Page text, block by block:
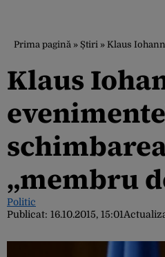
Prima pagină » Știri » Klaus
Klaus
„membru
Politic
Publicat: 16.10.2015, 15:01